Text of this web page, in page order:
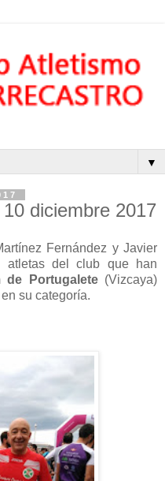
▼
diciembre 2017
Fernández y Javier
atletas del club que han
de Portugalete(Vizcaya)
su categoría.